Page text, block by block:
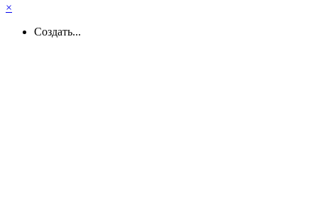
×
Создать...